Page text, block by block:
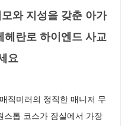
와 지성을 갖춘 아가
란로 하이엔드 사교
요
직미러의 정직한 매니저 무
스톱 코스가 잠실에서 가장